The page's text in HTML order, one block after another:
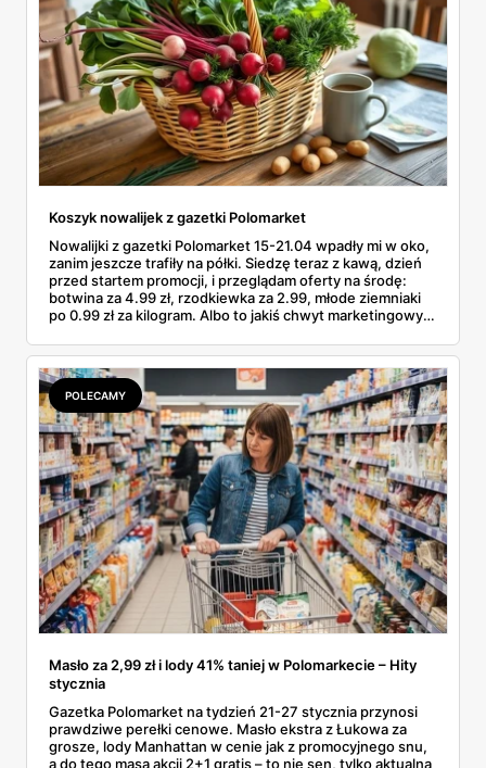
Koszyk nowalijek z gazetki Polomarket
Nowalijki z gazetki Polomarket 15-21.04 wpadły mi w oko,
zanim jeszcze trafiły na półki. Siedzę teraz z kawą, dzień
przed startem promocji, i przeglądam oferty na środę:
botwina za 4.99 zł, rzodkiewka za 2.99, młode ziemniaki
po 0.99 zł za kilogram. Albo to jakiś chwyt marketingowy,
Polomarkecie za mniej niż pięć dych. Podkreślam kilka
pozycji długopisem i liczę, co wrzucę do koszyka w środę
rano. No to po kolei.
POLECAMY
Masło za 2,99 zł i lody 41% taniej w Polomarkecie – Hity
stycznia
Gazetka Polomarket na tydzień 21-27 stycznia przynosi
prawdziwe perełki cenowe. Masło ekstra z Łukowa za
grosze, lody Manhattan w cenie jak z promocyjnego snu,
a do tego masa akcji 2+1 gratis – to nie sen, tylko aktualna